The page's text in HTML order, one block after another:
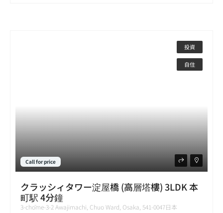
投資
自住
Call for price
クラッシィタワー淀屋橋 (高層塔樓) 3LDK 本
町駅 4分鐘
3-chōme-3-2 Awajimachi, Chuo Ward, Osaka, 541-0047日本